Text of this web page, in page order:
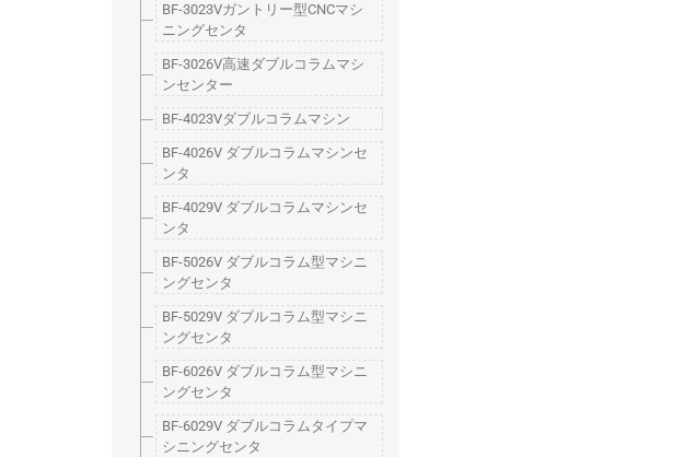
BF-3023Vガントリー型CNCマシ
ニングセンタ
BF-3026V高速ダブルコラムマシ
ンセンター
BF-4023Vダブルコラムマシン
BF-4026V ダブルコラムマシンセ
ンタ
BF-4029V ダブルコラムマシンセ
ンタ
BF-5026V ダブルコラム型マシニ
ングセンタ
BF-5029V ダブルコラム型マシニ
ングセンタ
BF-6026V ダブルコラム型マシニ
ングセンタ
BF-6029V ダブルコラムタイプマ
シニングセンタ